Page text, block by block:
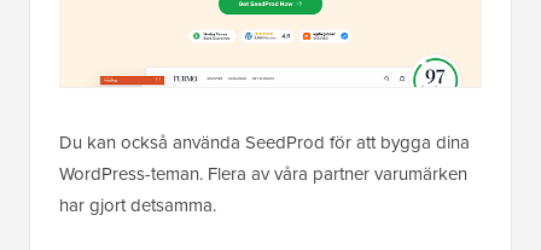
Du kan också använda SeedProd för att bygga dina
WordPress-teman. Flera av våra partner varumärken
har gjort detsamma.